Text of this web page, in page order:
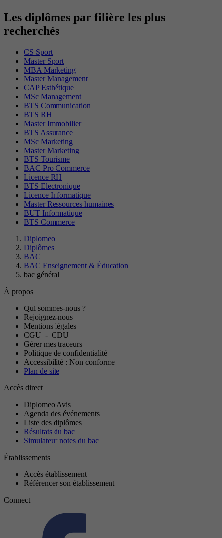
Les diplômes par filière les plus
recherchés
CS Sport
Master Sport
MBA Marketing
Master Management
CAP Esthétique
MSc Management
BTS Communication
BTS RH
Master Immobilier
BTS Assurance
MSc Marketing
Master Marketing
BTS Tourisme
BAC Pro Commerce
Licence RH
BTS Electronique
Licence Informatique
Master Ressources humaines
BUT Informatique
BTS Commerce
Diplomeo
Diplômes
BAC
BAC Enseignement & Éducation
bac général
À propos
Qui sommes-nous ?
Rejoignez-nous
Mentions légales
CGU - CDU
Gérer mes traceurs
Politique de confidentialité
Accessibilité : Non conforme
Plan de site
Accès direct
Diplomeo Avis
Agenda des événements
Liste des diplômes
Résultats du bac
Simulateur notes du bac
Établissements
Accès établissement
Référencer son établissement
Connect